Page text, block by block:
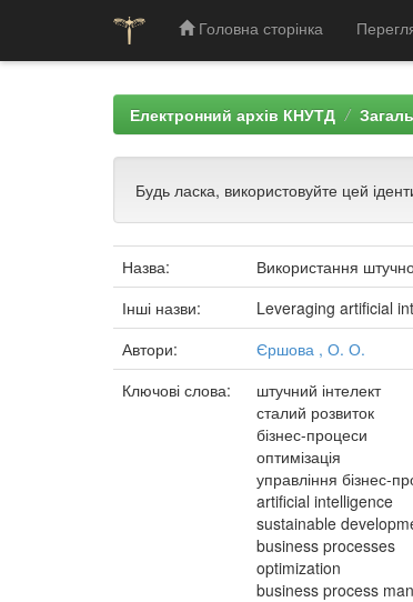
Головна сторінка
Електронний архів КНУТД
Будь ласка, використовуйте цей
Назва:
Використання
Інші назви:
Leveraging artificial
Автори:
Єршова , О. О.
Ключові слова:
штучний інтелект
сталий розвиток
бізнес-процеси
оптимізація
управління бізнес-
artificial intelligence
sustainable
business processes
optimization
business process